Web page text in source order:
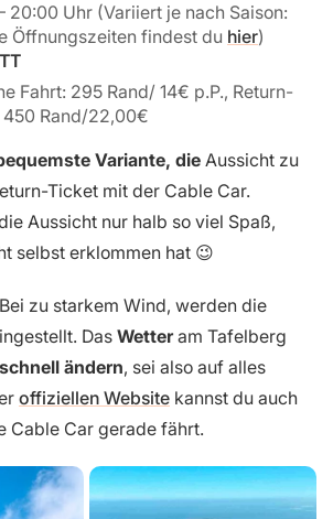
20:00 Uhr (Variiert je nach Saison:
Öffnungszeiten findest du hier)
Fahrt: 295 Rand/ 14€ p.P., Return-
Rand/22,00€
Variante, die Aussicht zu
Ticket mit der Cable Car.
Aussicht nur halb so viel Spaß,
selbst erklommen hat 😉
Bei zu starkem Wind, werden die
Das Wetteram Tafelberg
schnell ändern, sei also auf alles
offiziellen Website kannst du auch
Cable Car gerade fährt.